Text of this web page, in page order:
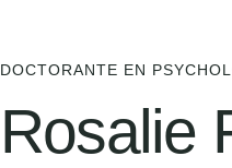
DOCTORANTE EN
Rosalie